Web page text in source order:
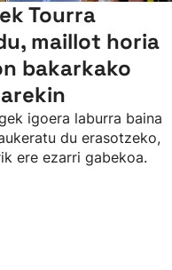
Tourra
maillot horia
bakarkako
igoera laburra baina
du erasotzeko,
ere ezarri gabekoa.